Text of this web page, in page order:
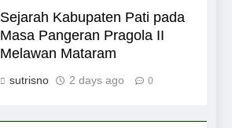
Sejarah Kabupaten Pati pada
Masa Pangeran Pragola II
Melawan Mataram
sutrisno 2 days ago 0